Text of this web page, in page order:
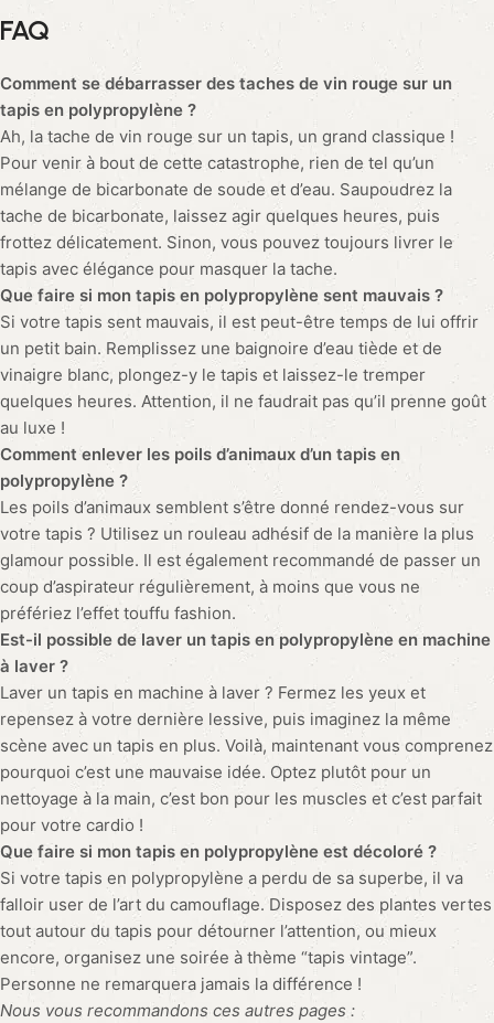
FAQ
Comment se débarrasser des taches de vin rouge sur un
tapis en polypropylène ?
Ah, la tache de vin rouge sur un tapis, un grand classique !
Pour venir à bout de cette catastrophe, rien de tel qu’un
mélange de bicarbonate de soude et d’eau. Saupoudrez la
tache de bicarbonate, laissez agir quelques heures, puis
frottez délicatement. Sinon, vous pouvez toujours livrer le
tapis avec élégance pour masquer la tache.
Que faire si mon tapis en polypropylène sent mauvais ?
Si votre tapis sent mauvais, il est peut-être temps de lui offrir
un petit bain. Remplissez une baignoire d’eau tiède et de
vinaigre blanc, plongez-y le tapis et laissez-le tremper
quelques heures. Attention, il ne faudrait pas qu’il prenne goût
au luxe !
Comment enlever les poils d’animaux d’un tapis en
polypropylène ?
Les poils d’animaux semblent s’être donné rendez-vous sur
votre tapis ? Utilisez un rouleau adhésif de la manière la plus
glamour possible. Il est également recommandé de passer un
coup d’aspirateur régulièrement, à moins que vous ne
préfériez l’effet touffu fashion.
Est-il possible de laver un tapis en polypropylène en machine
à laver ?
Laver un tapis en machine à laver ? Fermez les yeux et
repensez à votre dernière lessive, puis imaginez la même
scène avec un tapis en plus. Voilà, maintenant vous comprenez
pourquoi c’est une mauvaise idée. Optez plutôt pour un
nettoyage à la main, c’est bon pour les muscles et c’est parfait
pour votre cardio !
Que faire si mon tapis en polypropylène est décoloré ?
Si votre tapis en polypropylène a perdu de sa superbe, il va
falloir user de l’art du camouflage. Disposez des plantes vertes
tout autour du tapis pour détourner l’attention, ou mieux
encore, organisez une soirée à thème “tapis vintage”.
Personne ne remarquera jamais la différence !
Nous vous recommandons ces autres pages :